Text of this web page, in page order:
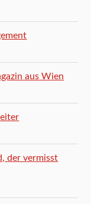
aus Wien
der vermisst